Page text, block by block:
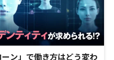
ン」で働き方はどう変わ